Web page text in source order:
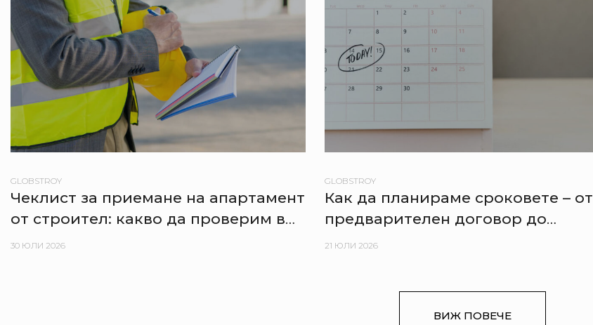
GLOBSTROY
Чеклист за приемане на апартамент
от строител: какво да проверим в
деня на предаване
30 ЮЛИ 2026
GLOBSTROY
Как да планираме сроковете – от
предварителен договор до
нанасяне в новия апартамент
21 ЮЛИ 2026
ВИЖ ПОВЕЧЕ